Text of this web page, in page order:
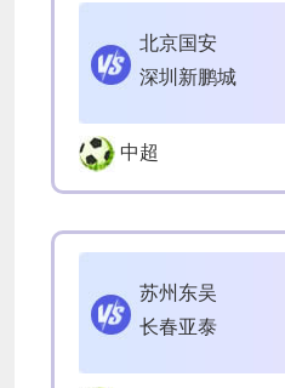
北京国安
深圳新鹏城
中超
苏州东吴
长春亚泰